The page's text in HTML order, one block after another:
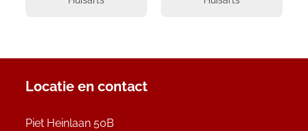
Locatie en contact
Piet Heinlaan 50B